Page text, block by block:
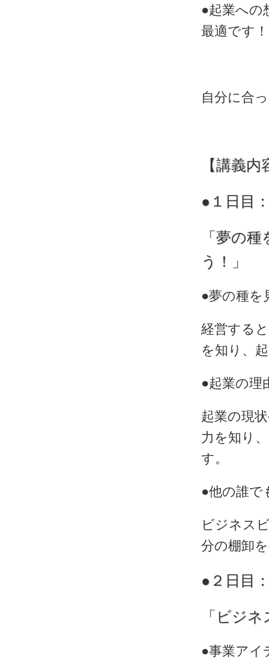
●起業への
最適です！
自分に合
【講義内
●１日目
「夢の
う！」
●夢の種を
経営する
を知り、
●起業の理
起業の現
力を知り
す。
●他の誰で
ビジネス
分の棚卸
●２日目
「ビジ
●事業アイ